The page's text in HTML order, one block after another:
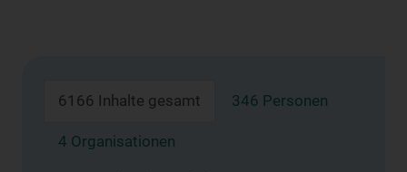
6166 Inhalte gesamt 346 Personen
4 Organisationen